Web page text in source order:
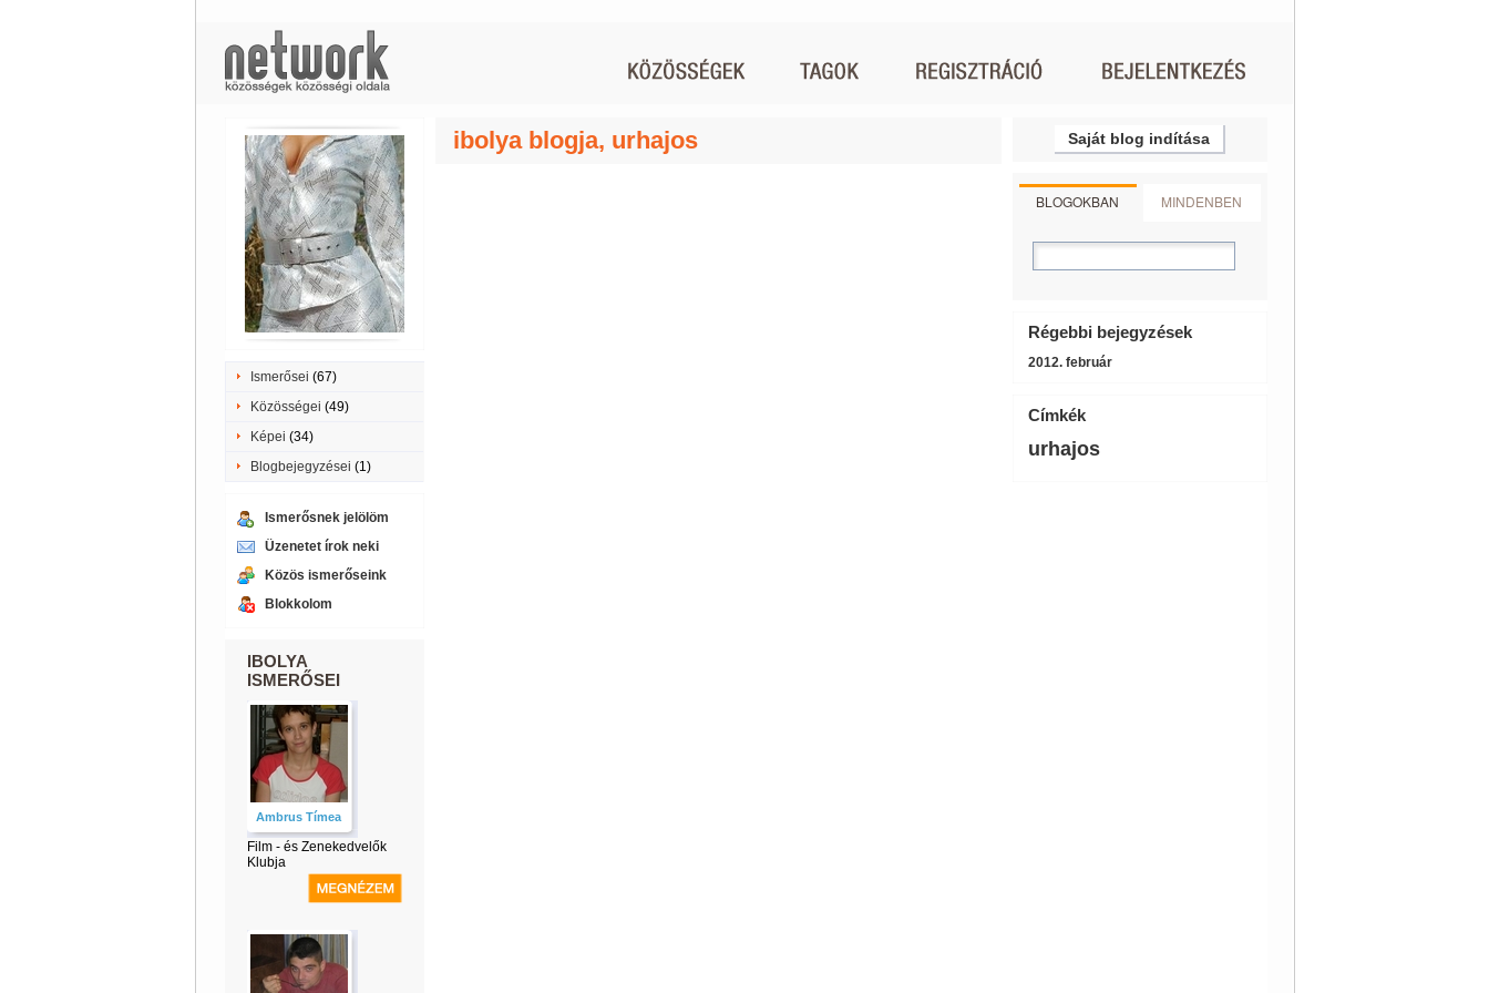
Ismerősei (67)
Közösségei (49)
Képei (34)
Blogbejegyzései (1)
Ismerősnek jelölöm
Üzenetet írok neki
Közös ismerőseink
Blokkolom
IBOLYA
ISMERŐSEI
Ambrus Tímea
Film - és Zenekedvelők
Klubja
ibolya blogja, urhajos Saját blog indítása
BLOGOKBAN MINDENBEN
Régebbi bejegyzések
2012. február
Címkék
urhajos